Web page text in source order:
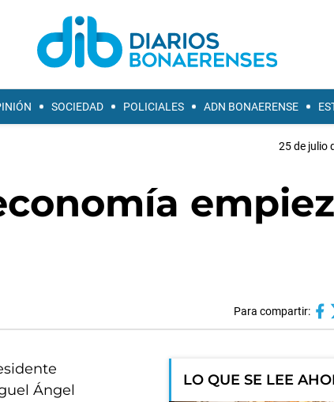
SOCIEDAD POLICIALES ADN BONAERENSE
25 de julio
Para compartir:
Ángel
LO QUE SE LEE